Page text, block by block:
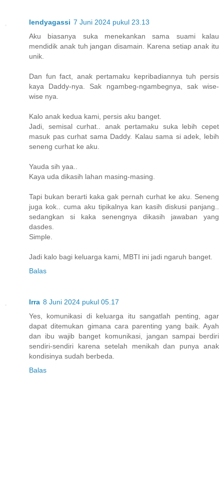
lendyagassi 7 Juni 2024 pukul 23.13
Aku biasanya suka menekankan sama suami kalau
mendidik anak tuh jangan disamain. Karena setiap anak itu
unik.
Dan fun fact, anak pertamaku kepribadiannya tuh persis
kaya Daddy-nya. Sak ngambeg-ngambegnya, sak wise-
wise nya.
Kalo anak kedua kami, persis aku banget.
Jadi, semisal curhat.. anak pertamaku suka lebih cepet
masuk pas curhat sama Daddy. Kalau sama si adek, lebih
seneng curhat ke aku.
Yauda sih yaa..
Kaya uda dikasih lahan masing-masing.
Tapi bukan berarti kaka gak pernah curhat ke aku. Seneng
juga kok.. cuma aku tipikalnya kan kasih diskusi panjang..
sedangkan si kaka senengnya dikasih jawaban yang
dasdes.
Simple.
Jadi kalo bagi keluarga kami, MBTI ini jadi ngaruh banget.
Balas
Irra 8 Juni 2024 pukul 05.17
Yes, komunikasi di keluarga itu sangatlah penting, agar
dapat ditemukan gimana cara parenting yang baik. Ayah
dan ibu wajib banget komunikasi, jangan sampai berdiri
sendiri-sendiri karena setelah menikah dan punya anak
kondisinya sudah berbeda.
Balas